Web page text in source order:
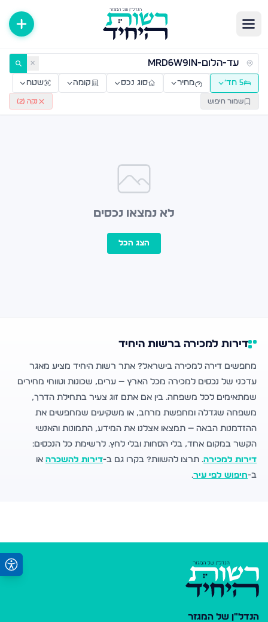
דירות למכירה ולהשכרה — רשות היחיד ✕
5 חד׳ מחיר סוג נכס קומה שטח
שמור חיפוש נקה (2
)
לא נמצאו נכסים
הצג הכל
דירות למכירה ברשות היחיד
מחפשים דירה למכירה בישראל? אתר רשות היחיד מציע מאגר
עדכני של נכסים למכירה מכל הארץ — ערים, שכונות וטווחי מחירים
שמתאימים לכל משפחה. בין אם אתם זוג צעיר בתחילת הדרך,
משפחה שגדלה ומחפשת מרחב, או משקיעים שמחפשים את
ההזדמנות הבאה — תמצאו אצלנו את המידע, התמונות והאנשי
הקשר במקום אחד, בלי הסחות ובלי לחץ. לרשימת כל הנכסים:
דירות למכירה. תרצו להשוות? בקרו גם ב-דירות להשכרה או
ב-חיפוש לפי עיר.
הנדל"ן של המגזר